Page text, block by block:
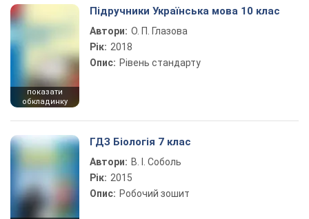
показати
обкладинку
Підручники Українська мова 10 клас
Автори: О. П. Глазова
Рік: 2018
Опис: Рівень стандарту
ГДЗ Біологія 7 клас
Автори: В. І. Соболь
Рік: 2015
Опис: Робочий зошит